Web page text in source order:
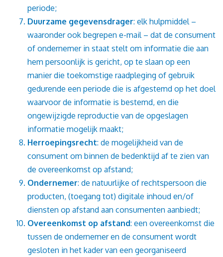
periode;
Duurzame gegevensdrager: elk hulpmiddel –
waaronder ook begrepen e-mail – dat de consument
of ondernemer in staat stelt om informatie die aan
hem persoonlijk is gericht, op te slaan op een
manier die toekomstige raadpleging of gebruik
gedurende een periode die is afgestemd op het doel
waarvoor de informatie is bestemd, en die
ongewijzigde reproductie van de opgeslagen
informatie mogelijk maakt;
Herroepingsrecht: de mogelijkheid van de
consument om binnen de bedenktijd af te zien van
de overeenkomst op afstand;
Ondernemer: de natuurlijke of rechtspersoon die
producten, (toegang tot) digitale inhoud en/of
diensten op afstand aan consumenten aanbiedt;
Overeenkomst op afstand: een overeenkomst die
tussen de ondernemer en de consument wordt
gesloten in het kader van een georganiseerd